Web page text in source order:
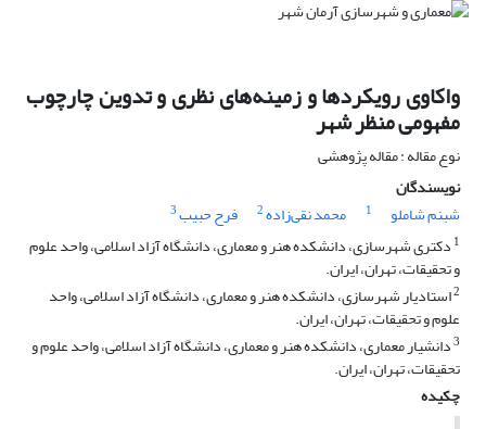
واکاوی رویکردها و زمینه‌های نظری و تدوین چارچوب
مفهومی منظر شهر
نوع مقاله : مقاله پژوهشی
نویسندگان
شبنم شاملو
1 محمد نقی‌زاده2 فرح حبیب3
1 دکتری شهرسازی، دانشکده هنر و معماری، دانشگاه آزاد اسلامی، واحد علوم
و تحقیقات، تهران، ایران.
2استادیار شهرسازی، دانشکده هنر و معماری، دانشگاه آزاد اسلامی، واحد
علوم و تحقیقات، تهران، ایران.
3دانشیار معماری، دانشکده هنر و معماری، دانشگاه آزاد اسلامی، واحد علوم و
تحقیقات، تهران، ایران.
چکیده